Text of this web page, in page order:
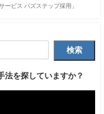
ービス バズステップ採用」
検索
法を探していますか？